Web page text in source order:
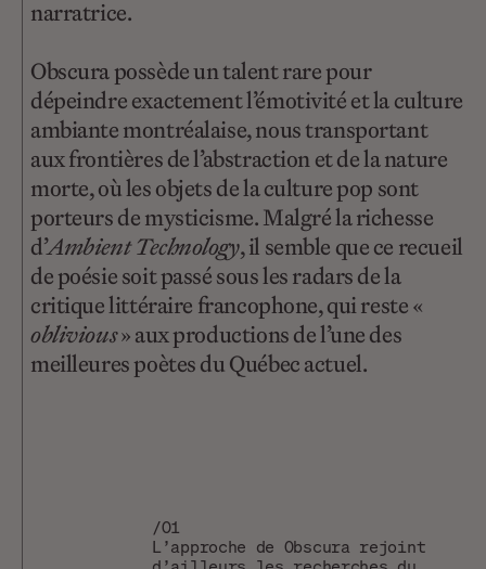
narratrice.
Obscura possède un talent rare pour
dépeindre exactement l’émotivité et la culture
ambiante montréalaise, nous transportant
aux frontières de l’abstraction et de la nature
morte, où les objets de la culture pop sont
porteurs de mysticisme. Malgré la richesse
d’Ambient Technology, il semble que ce recueil
de poésie soit passé sous les radars de la
critique littéraire francophone, qui reste «
oblivious» aux productions de l’une des
meilleures poètes du Québec actuel.
/01
L’approche de Obscura rejoint